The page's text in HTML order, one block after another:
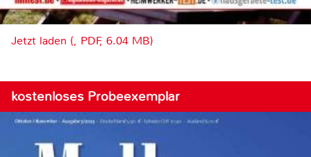
Jetzt laden (, PDF, 6.04 MB)
kostenloses Probeexemplar